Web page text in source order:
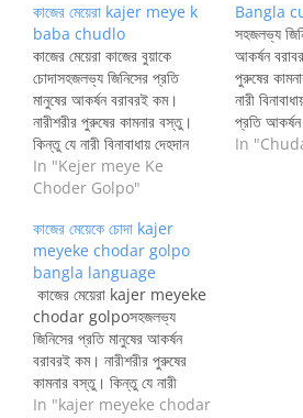
কাজের মেয়েরা kajer meye k
baba chudlo
কাজের মেয়েরা কাজের বুয়াকে
চোদাসহজলভ্য জিনিসের প্রতি
মানুষের আকর্ষন বরাবরই কম।
নারীশরীর পুরুষের কামনার বস্তু।
কিন্তু যে নারী বিনাবাধায় দেহদান
করবে তার প্রতি আকর্ষন একেবারেই
কম। আমি সবসময় অসম্ভব নারীকে
অসম্ভব এক নারী শ্রেনী হলো
কাজের মেয়ে শ্রেনী। বিশেষ করে
বয়েস কম কচি টাইপ মেয়েগুলো।
আমার…
In "Kejer meye Ke
Choder Golpo"
Bangla
সহজলভ্য
আকর্ষন
পুরুষের
নারী
প্রতি
সবসময়
In
কাজের মেয়েকে চোদা kajer
meyeke chodar golpo
bangla language
কাজের মেয়েরা kajer meyeke
chodar golpoসহজলভ্য
জিনিসের প্রতি মানুষের আকর্ষন
বরাবরই কম। নারীশরীর পুরুষের
কামনার বস্তু। কিন্তু যে নারী
বিনাবাধায় দেহদান করবে তার প্রতি
In "kajer meyeke chodar